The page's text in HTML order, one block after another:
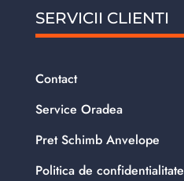
SERVICII CLIENTI
Contact
Service Oradea
Pret Schimb Anvelope
Politica de confidentialitate